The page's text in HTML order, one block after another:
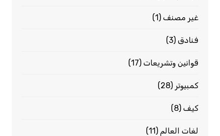
غير مصنف(1)
فنادق(3)
قوانين وتشريعات(17)
كمبيوتر (28)
كيف(8)
لغات العالم (11)